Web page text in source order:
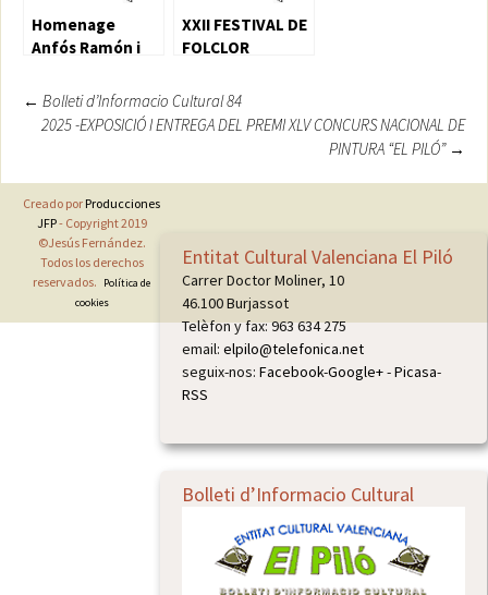
Homenage
Anfós Ramón i
XXII FESTIVAL DE
FOLCLOR
XVI MEMORIAL
ENRIC MARTI
Navegación
entradas
← Bolleti d’Informacio Cultural 84
2025 -EXPOSICIÓ I ENTREGA DEL PREMI XLV CONCURS NACIONAL DE
PINTURA “EL PILÓ” →
Entitat Cultural Valenciana El Piló
Carrer Doctor Moliner, 10
46.100 Burjassot
Telèfon y fax: 963 634 275
email: elpilo@telefonica.net
seguix-nos: Facebook-Google+-Picasa-
RSS
Bolleti d’Informacio Cultural
Creado por Producciones
JFP- Copyright 2019
©Jesús Fernández.
Todos los derechos
reservados.
Política de
cookies